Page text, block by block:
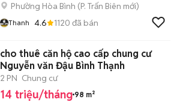
Phường Hòa Bình (P. Trấn Biên mới)
Thanh 4.6 1120 đã bán
cho thuê căn hộ cao cấp chung cư
Nguyễn văn Đậu Bình Thạnh
2 PN Chung cư
14 triệu/tháng 98 m²